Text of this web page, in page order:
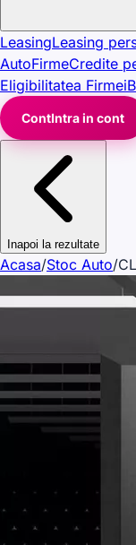
LeasingLeasing
AutoFirmeCredite
Eligibilitatea Firmei
ContIntra in cont
Inapoi la rezultate
Acasa/Stoc Auto/